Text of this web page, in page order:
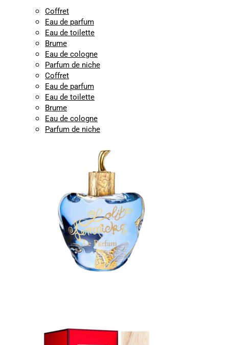
Coffret
Eau de parfum
Eau de toilette
Brume
Eau de cologne
Parfum de niche
Coffret
Eau de parfum
Eau de toilette
Brume
Eau de cologne
Parfum de niche